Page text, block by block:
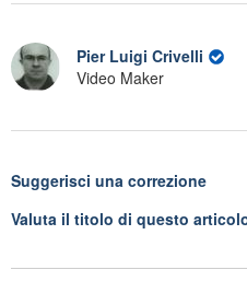
Pier Luigi Crivelli
Video Maker
Suggerisci una correzione
Valuta il titolo di questo